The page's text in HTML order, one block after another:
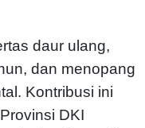
daur ulang,
dan menopang
Kontribusi ini
DKI